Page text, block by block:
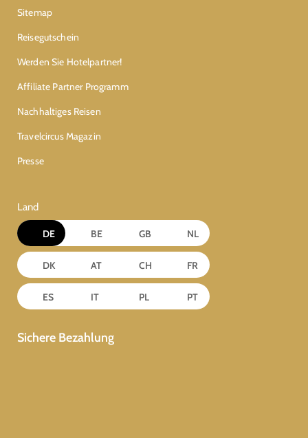
Sitemap
Reisegutschein
Werden Sie Hotelpartner!
Affiliate Partner Programm
Nachhaltiges Reisen
Travelcircus Magazin
Presse
Land
DE BE GB NL
DK AT CH FR
ES IT PL PT
Sichere Bezahlung